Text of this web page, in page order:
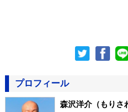
プロフィール
森沢洋介（もりさ